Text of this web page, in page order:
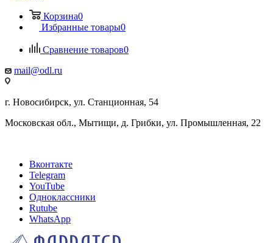
Корзина0
Избранные товары0
Сравнение товаров0
mail@odl.ru
г. Новосибирск, ул. Станционная, 54
Московская обл., Мытищи, д. Грибки, ул. Промышленная, 22
Вконтакте
Telegram
YouTube
Одноклассники
Rutube
WhatsApp